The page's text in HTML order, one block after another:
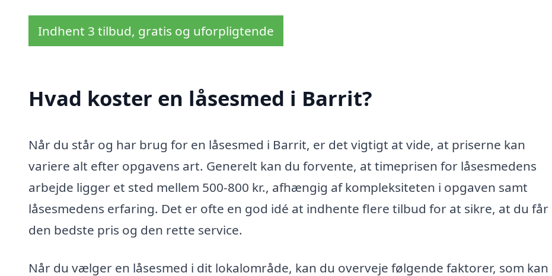
Indhent 3 tilbud, gratis og uforpligtende
Hvad koster en låsesmed i Barrit?
Når du står og har brug for en låsesmed i Barrit, er det vigtigt at vide, at priserne kan
variere alt efter opgavens art. Generelt kan du forvente, at timeprisen for låsesmedens
arbejde ligger et sted mellem 500-800 kr., afhængig af kompleksiteten i opgaven samt
låsesmedens erfaring. Det er ofte en god idé at indhente flere tilbud for at sikre, at du får
den bedste pris og den rette service.
Når du vælger en låsesmed i dit lokalområde, kan du overveje følgende faktorer, som kan